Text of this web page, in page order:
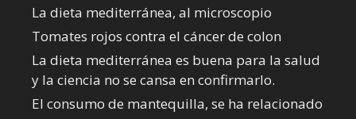
La dieta mediterránea, al microscopio
Tomates rojos contra el cáncer de colon
La dieta mediterránea es buena para la salud
y la ciencia no se cansa en confirmarlo.
El consumo de mantequilla, se ha relacionado